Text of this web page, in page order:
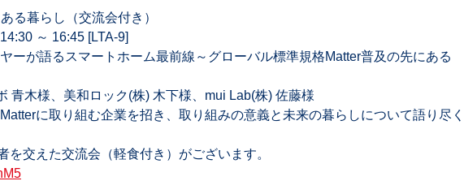
る暮らし（交流会付き）
～ 16:45 [LTA-9]
ーが語るスマートホーム最前線～グローバル標準規格Matter普及の先にある
青木様、美和ロック(株) 木下様、mui Lab(株) 佐藤様
に取り組む企業を招き、取り組みの意義と未来の暮らしについて語り尽く
を交えた交流会（軽食付き）がございます。